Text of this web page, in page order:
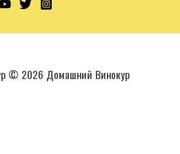
© 2026 Домашний Винокур